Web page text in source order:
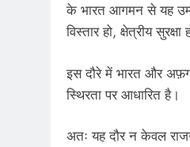
के भारत आगमन से यह
विस्तार हो, क्षेत्रीय
इस दौरे में भारत और
स्थिरता पर आधारित है।
अतः यह दौर न केवल